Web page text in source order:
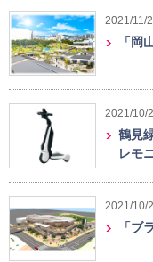
2021/11/
「岡
2021/10/
鶴見
レモ
2021/10/
「ブ